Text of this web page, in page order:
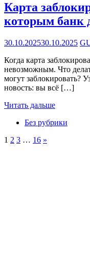
Карта
которым банк
30.10.202530.10.2025
Когда карта
невозможным. Что
могут заблокировать?
новость: вы всё […]
Читать дальше
Без рубрики
Пагинация
1 2 3 … 16 Следующие
»